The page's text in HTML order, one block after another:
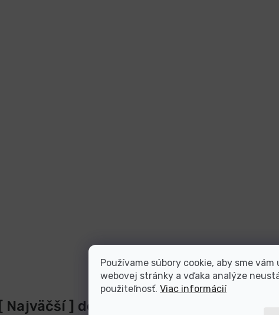
Používame súbory cookie, aby sme
webovej stránky a vďaka analýze
použiteľnosť. Viac informácií
[ Najväčší ] dodávateľ repasovanej